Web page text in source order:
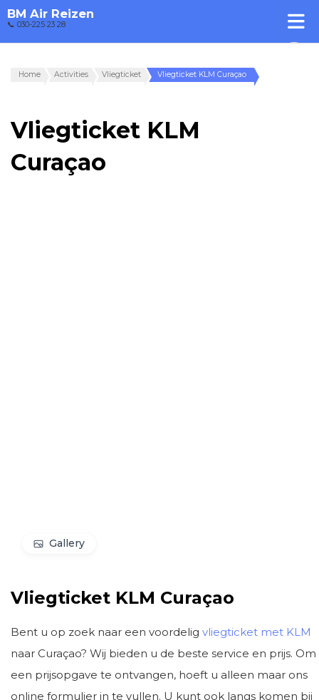
BM Air Reizen
📞 030-225 23 28
Home Activities Vliegticket Vliegticket KLM Curaçao
Vliegticket KLM
Curaçao
Gallery
Vliegticket KLM Curaçao
Bent u op zoek naar een voordelig vliegticket met KLM
naar Curaçao? Wij bieden u de beste service en prijs. Om
een prijsopgave te ontvangen, hoeft u alleen maar ons
online formulier in te vullen. U kunt ook langs komen bij